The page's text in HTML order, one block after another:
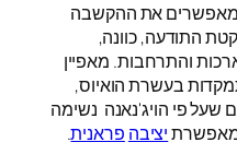
את ההקשבה
התודעה, כוונה,
והתרחבות. מאפיין
בעשרת הואיוס,
שעל פי הויג'נאנה נשימה
יציבה פראנית.